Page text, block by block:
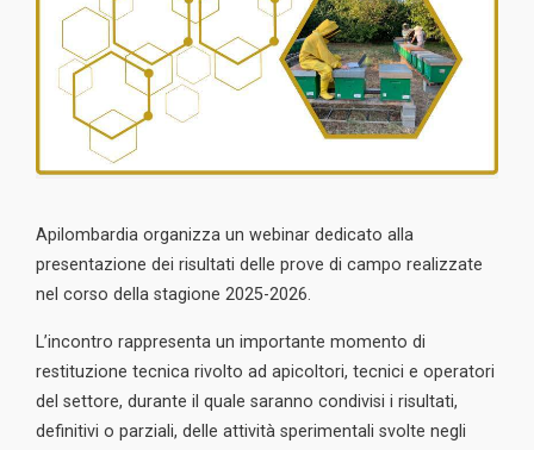
Apilombardia organizza un webinar dedicato alla
presentazione dei risultati delle prove di campo realizzate
nel corso della stagione 2025-2026.
L’incontro rappresenta un importante momento di
restituzione tecnica rivolto ad apicoltori, tecnici e operatori
del settore, durante il quale saranno condivisi i risultati,
definitivi o parziali, delle attività sperimentali svolte negli